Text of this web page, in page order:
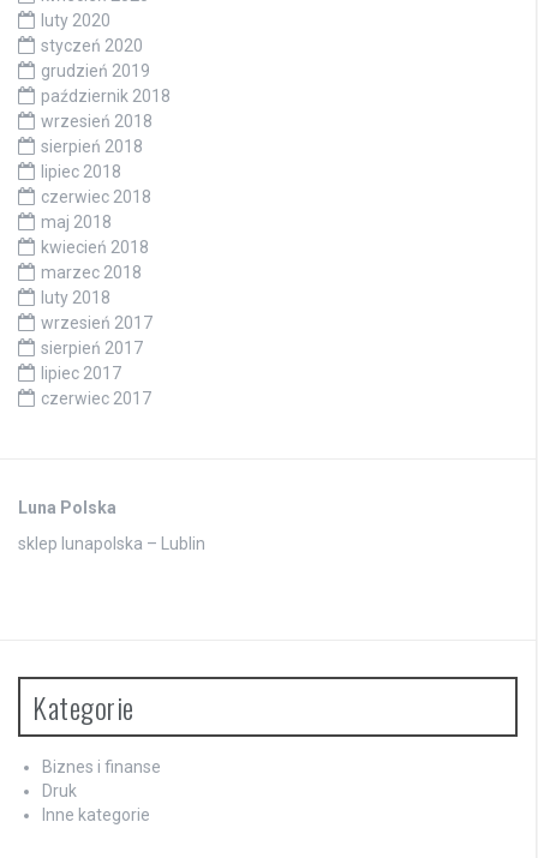
luty 2020
styczeń 2020
grudzień 2019
październik 2018
wrzesień 2018
sierpień 2018
lipiec 2018
czerwiec 2018
maj 2018
kwiecień 2018
marzec 2018
luty 2018
wrzesień 2017
sierpień 2017
lipiec 2017
czerwiec 2017
Luna Polska
sklep lunapolska – Lublin
Kategorie
Biznes i finanse
Druk
Inne kategorie